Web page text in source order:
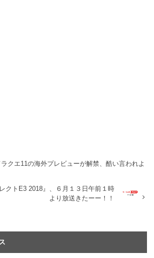
ラクエ11の海外プレビューが解禁、酷い言われよ
クトE3 2018』、６月１３日午前１時
より放送きたーー！！